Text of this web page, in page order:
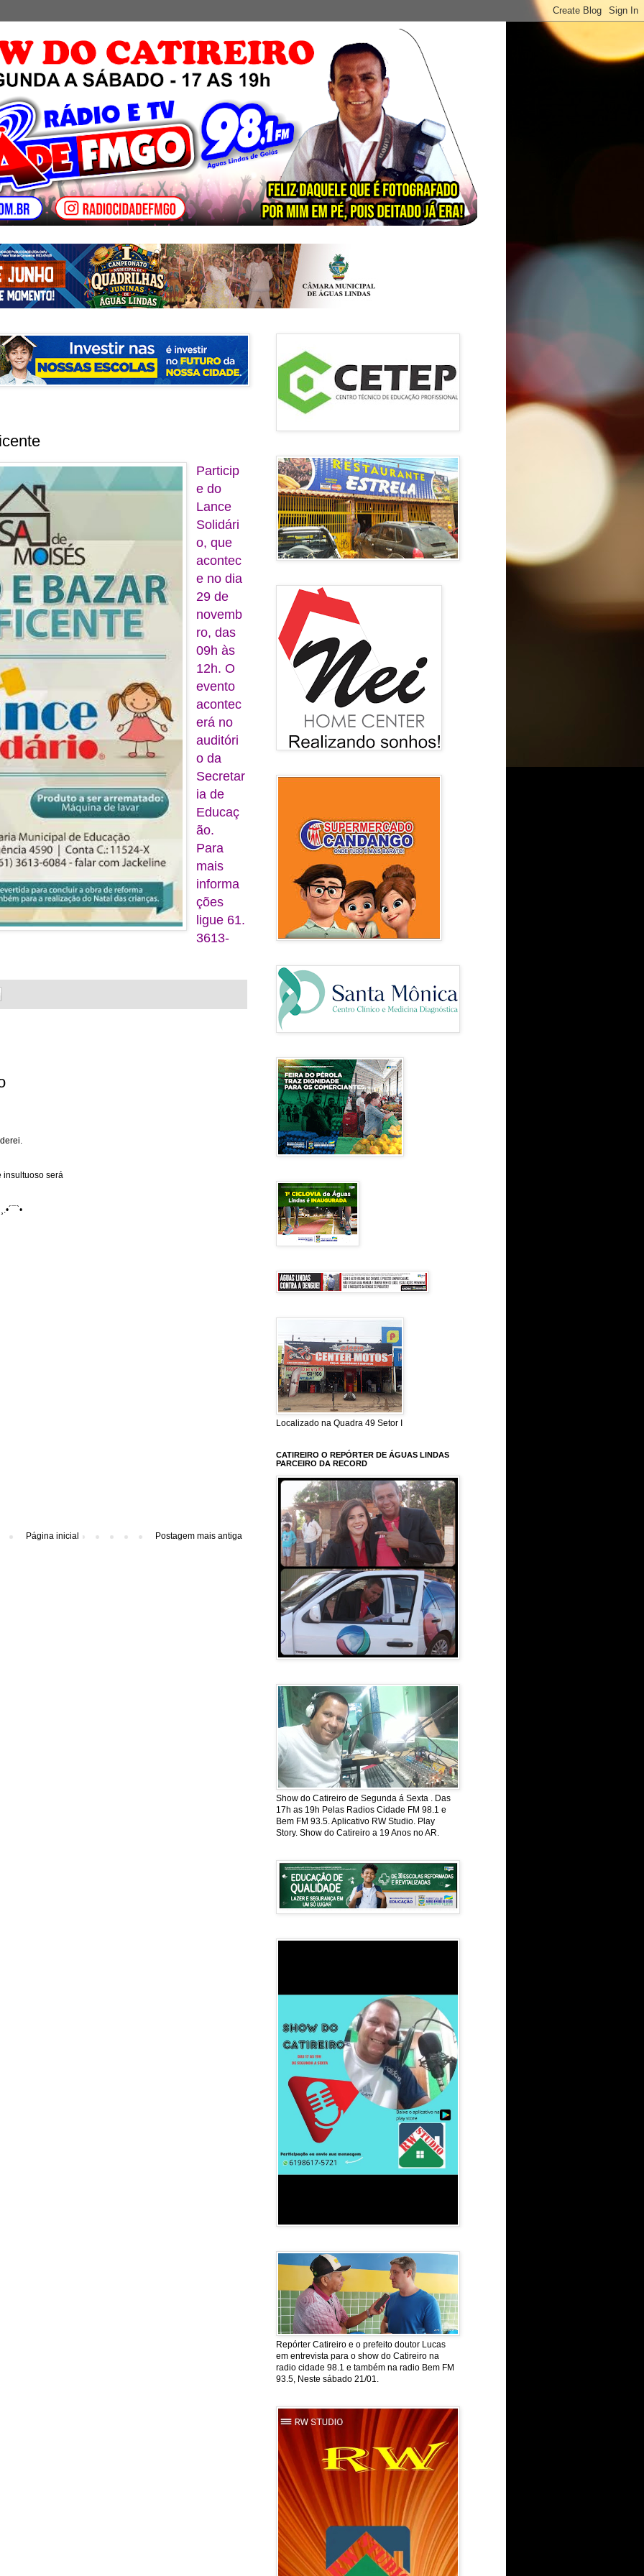
Particip
e do
Lance
Solidári
o, que
acontec
e no dia
29 de
novemb
ro, das
09h às
12h. O
evento
acontec
erá no
auditóri
o da
Secretar
ia de
Educaç
ão.
Para
mais
informa
ções
ligue 61.
3613-
insultuoso será
Postagem mais antiga
Página inicial
Localizado na Quadra 49 Setor I
CATIREIRO O REPÓRTER DE ÁGUAS LINDAS
PARCEIRO DA RECORD
Show do Catireiro de Segunda á Sexta . Das
17h as 19h Pelas Radios Cidade FM 98.1 e
Bem FM 93.5. Aplicativo RW Studio. Play
Story. Show do Catireiro a 19 Anos no AR.
Repórter Catireiro e o prefeito doutor Lucas
em entrevista para o show do Catireiro na
radio cidade 98.1 e também na radio Bem FM
93.5, Neste sábado 21/01.